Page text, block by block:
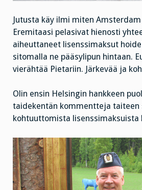
Jutusta käy ilmi miten
Eremitaasi pelasivat hienosti
aiheuttaneet lisenssimaksut
sitomalla ne pääsylipun hintaan.
vierähtää Pietariin. Järkevää ja
Olin ensin Helsingin hankkeen
taidekentän kommentteja taiteen
kohtuuttomista lisenssimaksuista